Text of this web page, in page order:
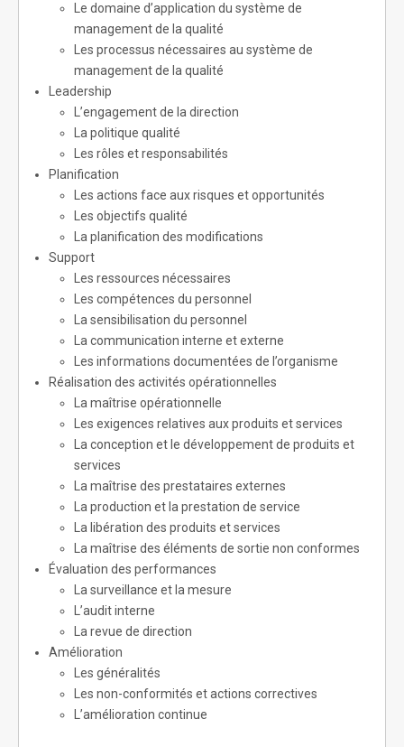
Le domaine d’application du système de
management de la qualité
Les processus nécessaires au système de
management de la qualité
Leadership
L’engagement de la direction
La politique qualité
Les rôles et responsabilités
Planification
Les actions face aux risques et opportunités
Les objectifs qualité
La planification des modifications
Support
Les ressources nécessaires
Les compétences du personnel
La sensibilisation du personnel
La communication interne et externe
Les informations documentées de l’organisme
Réalisation des activités opérationnelles
La maîtrise opérationnelle
Les exigences relatives aux produits et services
La conception et le développement de produits et
services
La maîtrise des prestataires externes
La production et la prestation de service
La libération des produits et services
La maîtrise des éléments de sortie non conformes
Évaluation des performances
La surveillance et la mesure
L’audit interne
La revue de direction
Amélioration
Les généralités
Les non-conformités et actions correctives
L’amélioration continue